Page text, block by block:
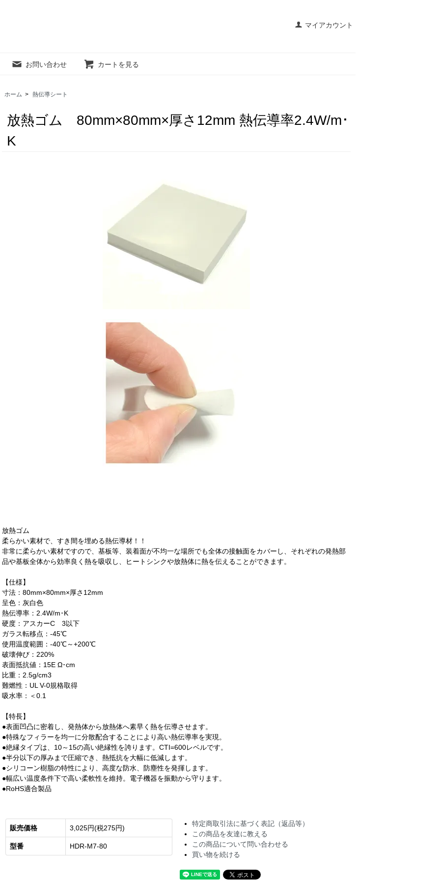
マイアカウント
お問い合わせ カートを見る
ホーム > 熱伝導シート
放熱ゴム 80mm×80mm×厚さ12mm 熱伝導率2.4W/m･
K
放熱ゴム
柔らかい素材で、すき間を埋める熱伝導材！！
非常に柔らかい素材ですので、基板等、装着面が不均一な場所でも全体の接触面をカバーし、それぞれの発熱部
品や基板全体から効率良く熱を吸収し、ヒートシンクや放熱体に熱を伝えることができます。
【仕様】
寸法：80mm×80mm×厚さ12mm
呈色：灰白色
熱伝導率：2.4W/m･K
硬度：アスカーC 3以下
ガラス転移点：-45℃
使用温度範囲：-40℃～+200℃
破壊伸び：220%
表面抵抗値：15E Ω･cm
比重：2.5g/cm3
難燃性：UL V-0規格取得
吸水率：＜0.1
【特長】
●表面凹凸に密着し、発熱体から放熱体へ素早く熱を伝導させます。
●特殊なフィラーを均一に分散配合することにより高い熱伝導率を実現。
●絶縁タイプは、10～15の高い絶縁性を誇ります。CTI=600レベルです。
●半分以下の厚みまで圧縮でき、熱抵抗を大幅に低減します。
●シリコーン樹脂の特性により、高度な防水、防塵性を発揮します。
●幅広い温度条件下で高い柔軟性を維持。電子機器を振動から守ります。
●RoHS適合製品
販売価格 3,025円(税275円)
型番 HDR-M7-80
特定商取引法に基づく表記（返品等）
この商品を友達に教える
この商品について問い合わせる
買い物を続ける